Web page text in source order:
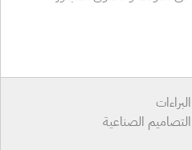
البراءات
التصاميم الصناعية